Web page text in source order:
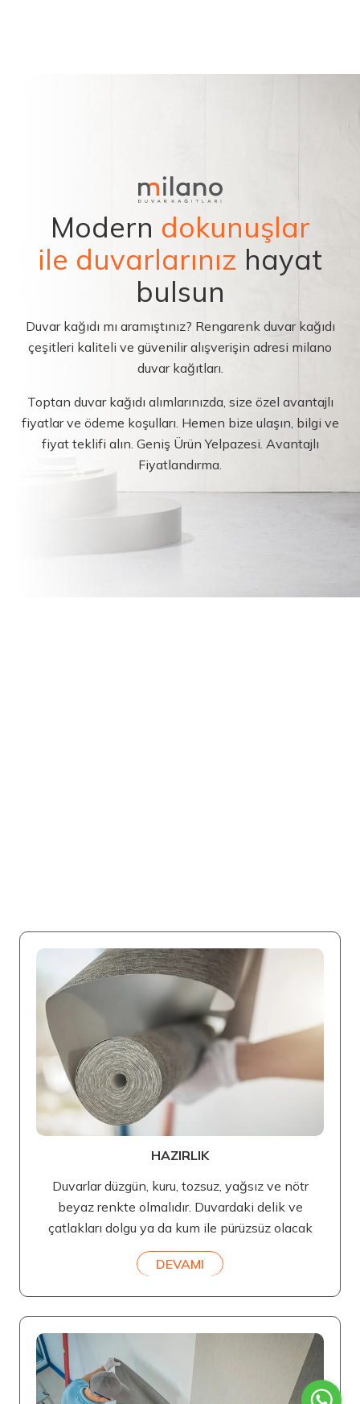
Modern dokunuşlar
ile duvarlarınız hayat
bulsun
Duvar kağıdı mı aramıştınız? Rengarenk duvar kağıdı
çeşitleri kaliteli ve güvenilir alışverişin adresi milano
duvar kağıtları.
Toptan duvar kağıdı alımlarınızda, size özel avantajlı
fiyatlar ve ödeme koşulları. Hemen bize ulaşın, bilgi ve
fiyat teklifi alın. Geniş Ürün Yelpazesi. Avantajlı
Fiyatlandırma.
HAZIRLIK
Duvarlar düzgün, kuru, tozsuz, yağsız ve nötr
beyaz renkte olmalıdır. Duvardaki delik ve
çatlakları dolgu ya da kum ile pürüzsüz olacak
DEVAMI